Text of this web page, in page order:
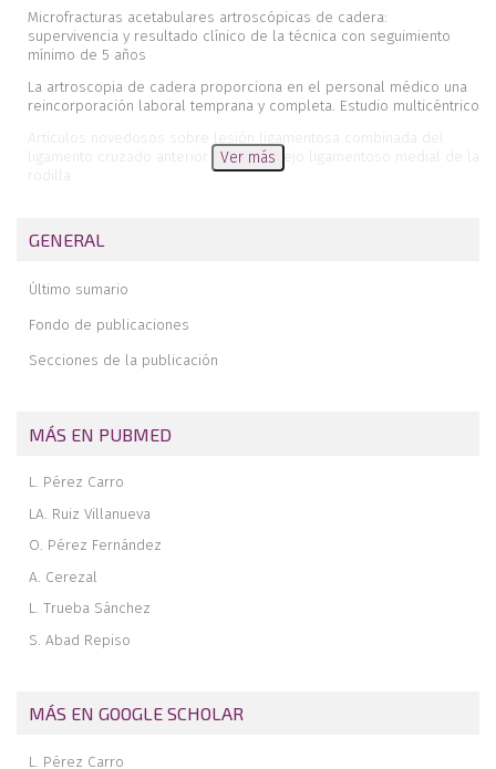
Microfracturas acetabulares artroscópicas de cadera:
supervivencia y resultado clínico de la técnica con seguimiento
mínimo de 5 años
La artroscopia de cadera proporciona en el personal médico una
reincorporación laboral temprana y completa. Estudio multicéntrico
Artículos novedosos sobre lesión ligamentosa combinada del
ligamento cruzado anterior y el complejo ligamentoso medial de la
Tratamiento de la inestabilidad de hombro con defectos óseos
óseo y remplissage
artroscópica de triple hilera. Técnica quirúrgica
Tratamiento endoscópico de tendinitis calcificante del
ligamento cruzado anterior
Ver más
GENERAL
Último sumario
Fondo de publicaciones
Secciones de la publicación
MÁS EN PUBMED
L. Pérez Carro
LA. Ruiz Villanueva
O. Pérez Fernández
A. Cerezal
L. Trueba Sánchez
S. Abad Repiso
MÁS EN GOOGLE SCHOLAR
L. Pérez Carro